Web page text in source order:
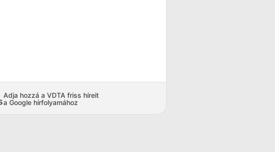
Adja hozzá a VDTA friss híreit
a Google hírfolyamához